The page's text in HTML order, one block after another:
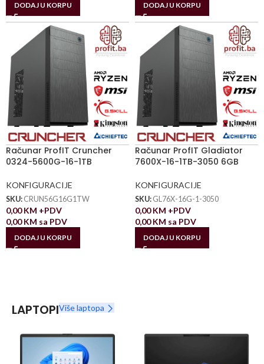
DODAJ U KORPU DODAJ U KORPU
Računar ProfIT Cruncher
0324-5600G-16-1TB
KONFIGURACIJE
SKU: CRUN56G16G1TW
0,00KM +PDV
0,00KM sa PDV
DODAJ U KORPU
Računar ProfIT Gladiator
7600X-16-1TB-3050 6GB
KONFIGURACIJE
SKU: GL76X-16G-1-3050
0,00KM +PDV
0,00KM sa PDV
DODAJ U KORPU
LAPTOPIViše laptopa